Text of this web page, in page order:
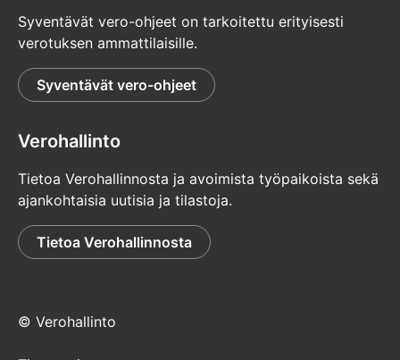
Syventävät vero-ohjeet on tarkoitettu erityisesti
verotuksen ammattilaisille.
Syventävät vero-ohjeet
Verohallinto
Tietoa Verohallinnosta ja avoimista työpaikoista sekä
ajankohtaisia uutisia ja tilastoja.
Tietoa Verohallinnosta
© Verohallinto